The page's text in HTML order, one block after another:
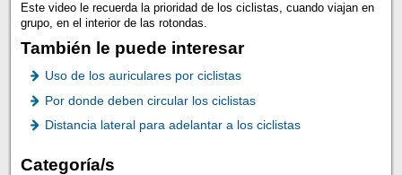
Este video le recuerda la prioridad de los ciclistas, cuando viajan en
grupo, en el interior de las rotondas.
También le puede interesar
Uso de los auriculares por ciclistas
Por donde deben circular los ciclistas
Distancia lateral para adelantar a los ciclistas
Categoría/s